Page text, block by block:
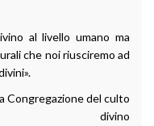
al livello umano ma
che noi riusciremo ad
Congregazione del culto
divino